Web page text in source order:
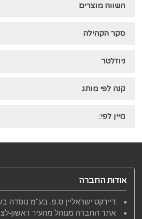
השווה מוצרים
סקר הקהילה
ניוזלטר
קנה לפי מותג
מיין לפי:
אודות החברה
דיירקט ישראליין ס.פ. בע"מ נוסדה בשנת
אתר החברה מנוהל מהעיר ראשון-